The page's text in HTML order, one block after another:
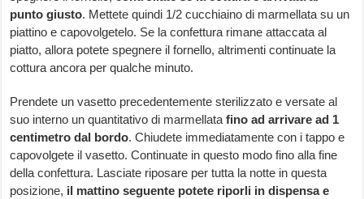
punto giusto. Mettete quindi 1/2 cucchiaino di marmellata su un
piattino e capovolgetelo. Se la confettura rimane attaccata al
piatto, allora potete spegnere il fornello, altrimenti continuate la
cottura ancora per qualche minuto.
Prendete un vasetto precedentemente sterilizzato e versate al
suo interno un quantitativo di marmellata fino ad arrivare ad 1
centimetro dal bordo. Chiudete immediatamente con i tappo e
capovolgete il vasetto. Continuate in questo modo fino alla fine
della confettura. Lasciate riposare per tutta la notte in questa
posizione, il mattino seguente potete riporli in dispensa e